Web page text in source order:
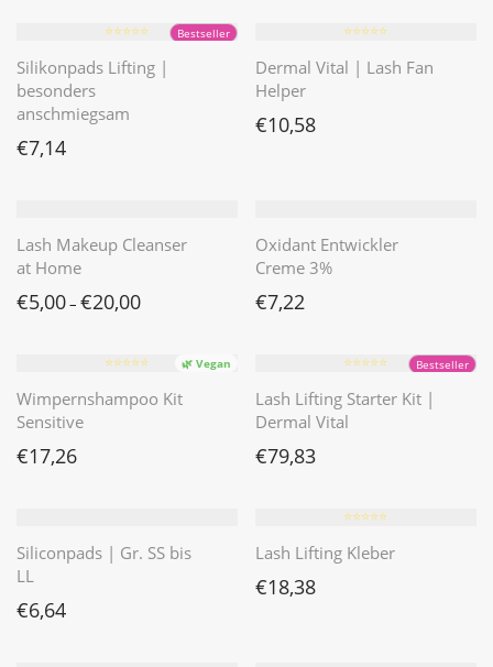
Bestseller
⭐️⭐️⭐️⭐️⭐️
Silikonpads Lifting |
besonders
anschmiegsam
€7,14
⭐️⭐️⭐️⭐️⭐️
Dermal Vital | Lash Fan
Helper
€10,58
Lash Makeup Cleanser
at Home
€5,00– €20,00
Oxidant Entwickler
Creme 3%
€7,22
⭐️⭐️⭐️⭐️⭐️ 🌿 Vegan
Wimpernshampoo Kit
Sensitive
€17,26
Bestseller
⭐️⭐️⭐️⭐️⭐️
Lash Lifting Starter Kit |
Dermal Vital
€79,83
Siliconpads | Gr. SS bis
LL
€6,64
⭐️⭐️⭐️⭐️⭐️
Lash Lifting Kleber
€18,38